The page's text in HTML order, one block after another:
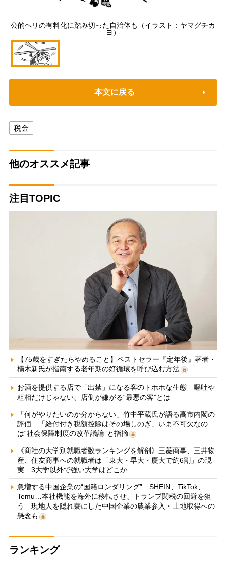
公的ヘリの有料化に踏み切った自治体も（イラスト：ヤマグチカ
ヨ）
本文に戻る
税金
他のオススメ記事
注目TOPIC
【75歳をすぎたらやめること】ベストセラー『定年後』著者・
楠木新氏が指南する老年期の好循環を呼び込む方法
お酒を提供する店で「出禁」になる客のトホホな生態 嘔吐や
粗相だけじゃない、店側が嫌がる“最悪の客”とは
「何がやりたいのか分からない」竹中平蔵氏が語る高市内閣の
評価 「給付付き税額控除はその場しのぎ」いま不可欠なの
は“社会保障制度の改革議論”と指摘
《商社の大学別就職者数ランキングを解剖》三菱商事、三井物
産、住友商事への就職者は「東大・早大・慶大で約6割」の現
実 3大学以外で強い大学はどこか
急増する中国企業の“国籍ロンダリング” SHEIN、TikTok、
Temu…本社機能を海外に移転させ、トランプ関税の回避を狙
う 現地人を隠れ蓑にした中国企業の農業参入・土地取得への
懸念も
ランキング